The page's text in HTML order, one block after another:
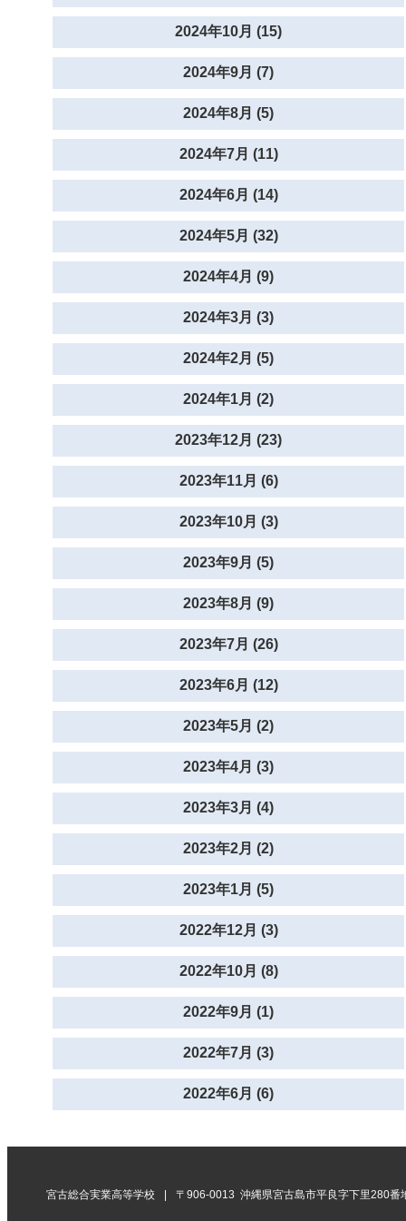
2024年10月 (15)
2024年9月 (7)
2024年8月 (5)
2024年7月 (11)
2024年6月 (14)
2024年5月 (32)
2024年4月 (9)
2024年3月 (3)
2024年2月 (5)
2024年1月 (2)
2023年12月 (23)
2023年11月 (6)
2023年10月 (3)
2023年9月 (5)
2023年8月 (9)
2023年7月 (26)
2023年6月 (12)
2023年5月 (2)
2023年4月 (3)
2023年3月 (4)
2023年2月 (2)
2023年1月 (5)
2022年12月 (3)
2022年10月 (8)
2022年9月 (1)
2022年7月 (3)
2022年6月 (6)
宮古総合実業高等学校 〒906-0013 沖縄県宮古島市平良字下里280番